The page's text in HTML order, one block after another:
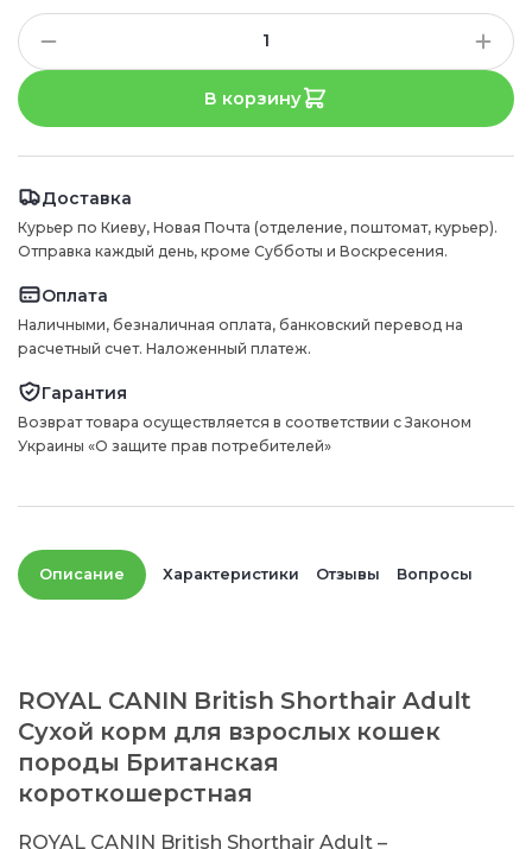
В корзину
Доставка
Курьер по Киеву, Новая Почта (отделение, поштомат, курьер).
Отправка каждый день, кроме Субботы и Воскресения.
Оплата
Наличными, безналичная оплата, банковский перевод на
расчетный счет. Наложенный платеж.
Гарантия
Возврат товара осуществляется в соответствии с Законом
Украины «О защите прав потребителей»
Описание Характеристики Отзывы Вопросы
ROYAL CANIN British Shorthair Adult
Сухой корм для взрослых кошек
породы Британская
короткошерстная
ROYAL CANIN British Shorthair Adult –